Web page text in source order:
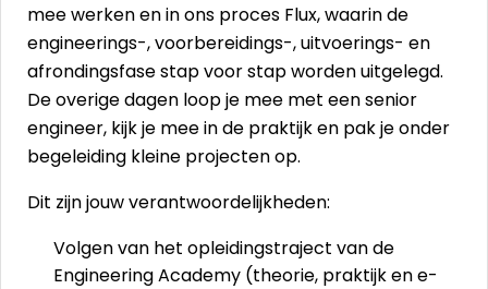
mee werken en in ons proces Flux, waarin de
engineerings-, voorbereidings-, uitvoerings- en
afrondingsfase stap voor stap worden uitgelegd.
De overige dagen loop je mee met een senior
engineer, kijk je mee in de praktijk en pak je onder
begeleiding kleine projecten op.
Dit zijn jouw verantwoordelijkheden:
Volgen van het opleidingstraject van de
Engineering Academy (theorie, praktijk en e-